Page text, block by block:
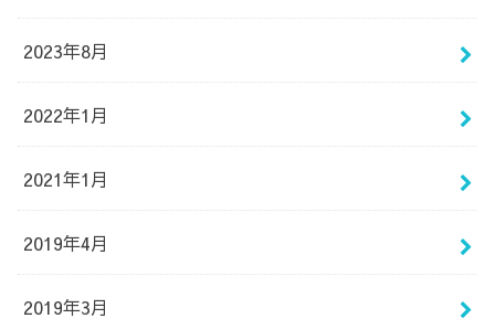
2023年8月
2022年1月
2021年1月
2019年4月
2019年3月